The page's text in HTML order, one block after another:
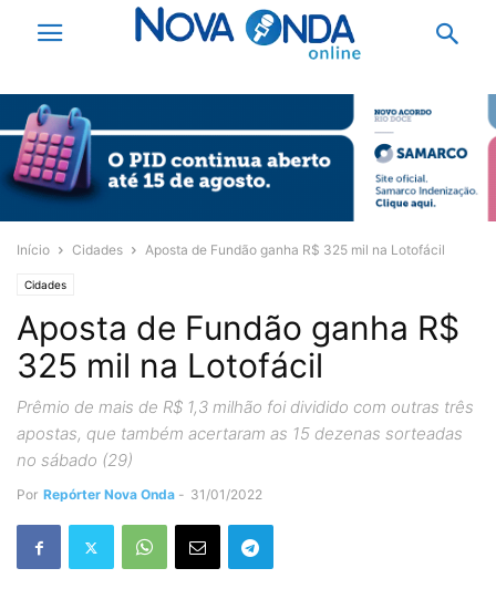
Início Cidades Aposta de Fundão ganha R$ 325 mil na Lotofácil
Cidades
Aposta de Fundão ganha R$
325 mil na Lotofácil
Prêmio de mais de R$ 1,3 milhão foi dividido com outras três
apostas, que também acertaram as 15 dezenas sorteadas
no sábado (29)
Por Repórter Nova Onda - 31/01/2022